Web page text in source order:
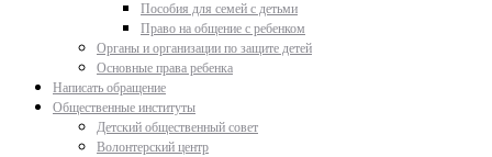
Пособия для семей с детьми
Право на общение с ребенком
Органы и организации по защите детей
Основные права ребенка
Написать обращение
Общественные институты
Детский общественный совет
Волонтерский центр